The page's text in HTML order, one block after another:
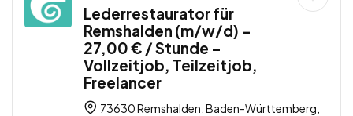
Lederrestaurator für
Remshalden (m/w/d) –
27,00 € / Stunde –
Vollzeitjob, Teilzeitjob,
Freelancer
73630 Remshalden, Baden-Württemberg,